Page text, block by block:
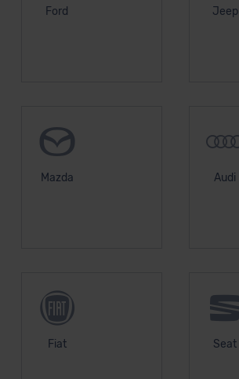
unserem Datenschutzbeauftragten unter
Ford Jeep
Mazda Audi
Fiat Seat